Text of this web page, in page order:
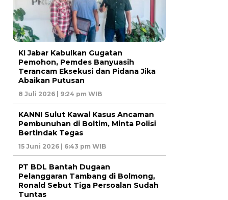
KI Jabar Kabulkan Gugatan
Pemohon, Pemdes Banyuasih
Terancam Eksekusi dan Pidana Jika
Abaikan Putusan
8 Juli 2026 | 9:24 pm WIB
KANNI Sulut Kawal Kasus Ancaman
Pembunuhan di Boltim, Minta Polisi
Bertindak Tegas
15 Juni 2026 | 6:43 pm WIB
PT BDL Bantah Dugaan
Pelanggaran Tambang di Bolmong,
Ronald Sebut Tiga Persoalan Sudah
Tuntas